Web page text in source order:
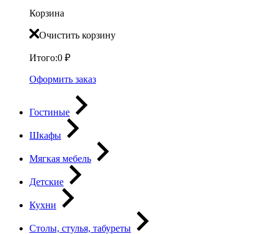
Корзина
Очистить корзину
Итого:0 ₽
Оформить заказ
Гостиные
Шкафы
Мягкая мебель
Детские
Кухни
Столы, стулья, табуреты